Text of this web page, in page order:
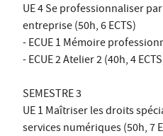
UE 4 Se professionnaliser
entreprise (50h, 6 ECTS)
- ECUE 1 Mémoire
- ECUE 2 Atelier 2 (40h, 4
SEMESTRE 3
UE 1 Maîtriser les droits
services numériques (50h, 7